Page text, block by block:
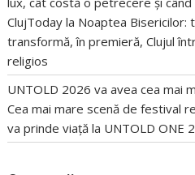
ClujToday la Noaptea Bisericilor:
transformă, în premieră, Clujul
religios
UNTOLD 2026 va avea cea mai
Cea mai mare scenă de festival
va prinde viață la UNTOLD ONE